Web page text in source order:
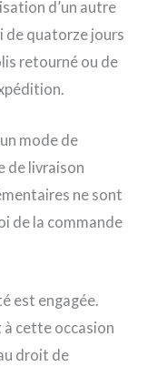
d’un autre
de quatorze jours
retourné ou de
mode de
de livraison
ne sont
de la commande
est engagée.
à cette occasion
droit de